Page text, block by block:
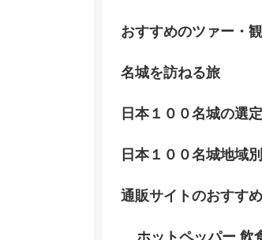
おすすめのツァー・
名城を訪ねる旅
日本１００名城の選
日本１００名城地域
通販サイトのおすす